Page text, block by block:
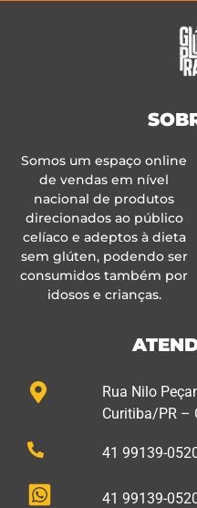
Somos um espaço online
de vendas em nível
nacional de produtos
direcionados ao público
celíaco e adeptos à dieta
sem glúten, podendo ser
consumidos também por
idosos e crianças.
Rua Nilo
Curitiba/PR –
41 99139-
41 99139-